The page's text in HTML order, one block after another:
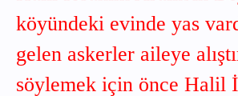
köyündeki evinde yas
gelen askerler aileye
söylemek için önce Halil